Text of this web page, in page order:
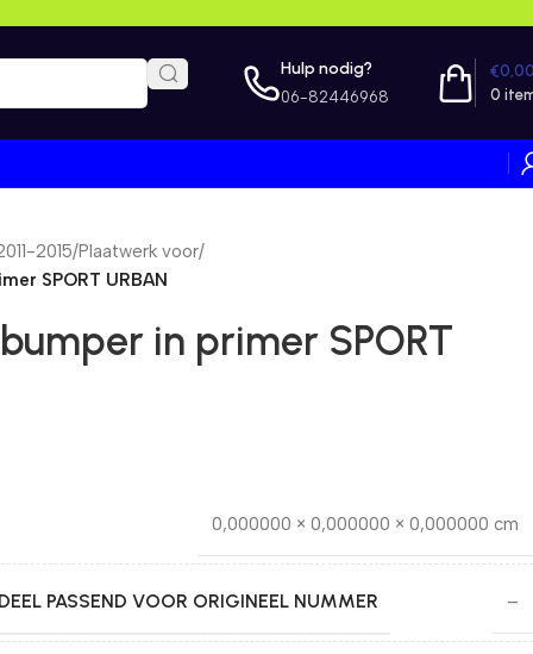
Hulp nodig?
06-82446968 0
€
2015/Plaatwerk voor/
SPORT URBAN
in primer SPORT
0,000000 × 0,000000 × 0,000000 cm
PASSEND VOOR ORIGINEEL NUMMER –